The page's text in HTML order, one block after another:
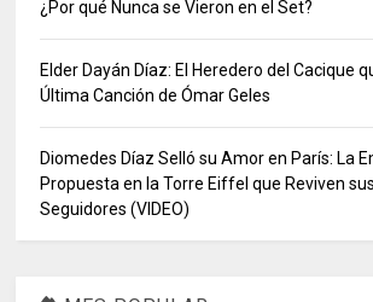
¿Por qué Nunca se Vieron en el Set?
Elder Dayán Díaz: El Heredero del Cacique
Última Canción de Ómar Geles
Diomedes Díaz Selló su Amor en París: La
Propuesta en la Torre Eiffel que Reviven sus
Seguidores (VIDEO)